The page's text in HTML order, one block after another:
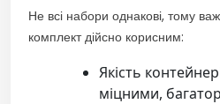
Не всі набори однакові, тому
комплект дійсно корисним:
Якість
міцними,